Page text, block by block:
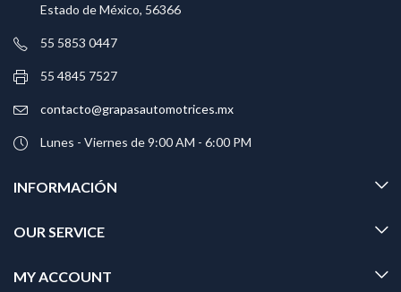
Estado de México, 56366
55 5853 0447
55 4845 7527
contacto@grapasautomotrices.mx
Lunes - Viernes de 9:00 AM - 6:00 PM
INFORMACIÓN
OUR SERVICE
MY ACCOUNT